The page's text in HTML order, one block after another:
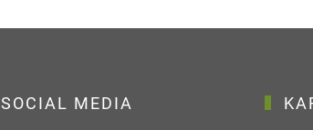
SOCIAL MEDIA